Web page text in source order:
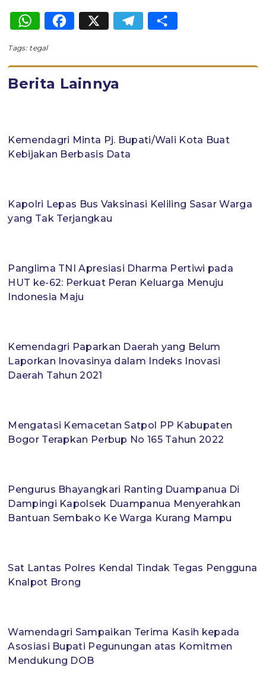
WhatsApp
Facebook
X Telegram
Tags: tegal
Berita Lainnya
Kemendagri Minta Pj. Bupati/Wali Kota Buat
Kebijakan Berbasis Data
Kapolri Lepas Bus Vaksinasi Keliling Sasar Warga
yang Tak Terjangkau
Panglima TNI Apresiasi Dharma Pertiwi pada
HUT ke-62: Perkuat Peran Keluarga Menuju
Indonesia Maju
Kemendagri Paparkan Daerah yang Belum
Laporkan Inovasinya dalam Indeks Inovasi
Daerah Tahun 2021
Mengatasi Kemacetan Satpol PP Kabupaten
Bogor Terapkan Perbup No 165 Tahun 2022
Pengurus Bhayangkari Ranting Duampanua Di
Dampingi Kapolsek Duampanua Menyerahkan
Bantuan Sembako Ke Warga Kurang Mampu
Sat Lantas Polres Kendal Tindak Tegas Pengguna
Knalpot Brong
Wamendagri Sampaikan Terima Kasih kepada
Asosiasi Bupati Pegunungan atas Komitmen
Mendukung DOB